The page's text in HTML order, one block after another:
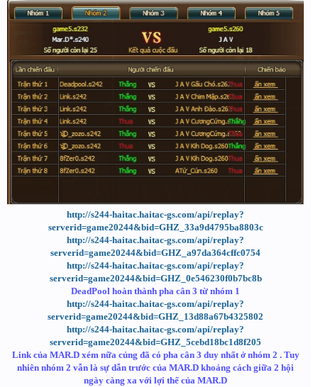
http://s244-haitac.haitac-gs.com/api/replay?
serverid=game20244&bid=GHZ_33a9d4795ba8803c
http://s244-haitac.haitac-gs.com/api/replay?
serverid=game20244&bid=GHZ_a97da364cffc0754
http://s244-haitac.haitac-gs.com/api/replay?
serverid=game20244&bid=GHZ_0e546230f0b7bc8b
DeadPool hoàn thành pha cân 3 từ nhóm 1
http://s244-haitac.haitac-gs.com/api/replay?
serverid=game20244&bid=GHZ_13d88a67b4325802
http://s244-haitac.haitac-gs.com/api/replay?
serverid=game20244&bid=GHZ_5cebd18bc1d8f205
Link của MAR.D xém nữa củng đã có pha cân 3 duy nhất ở nhóm 2 . Tuy
nhiên nhóm 2 vẫn là sự dẫn trước của MAR.D khoảng cách giữa 2 hội
ngày càng xa với lợi thế của MAR.D